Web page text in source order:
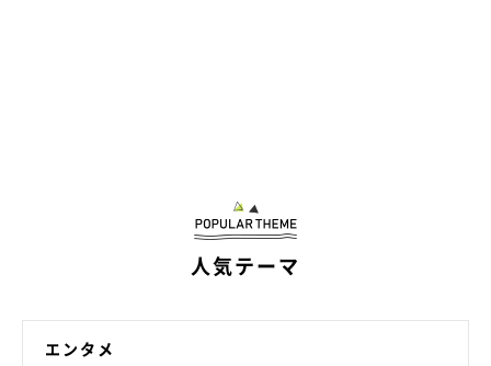
と感動したということがありましたね（笑）」
人気テーマ
エンタメ